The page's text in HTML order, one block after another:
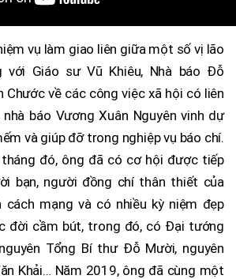
vụ làm giao liên giữa một số vị lão
với Giáo sư Vũ Khiêu, Nhà báo Đỗ
Chước về các công việc xã hội có liên
báo Vương Xuân Nguyên vinh dự
và giúp đỡ trong nghiệp vụ báo chí.
tháng đó, ông đã có cơ hội được tiếp
bạn, người đồng chí thân thiết của
cách mạng và có nhiều kỳ niệm đẹp
đời cầm bút, trong đó, có Đại tướng
Tổng Bí thư Đỗ Mười, nguyên
Khải… Năm 2019, ông đã cùng một